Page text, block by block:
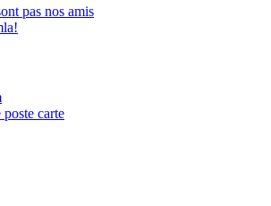
pas nos amis
carte